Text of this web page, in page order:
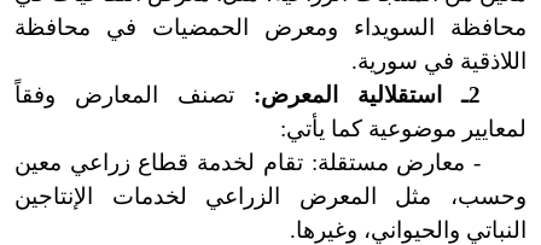
محافظة السويداء ومعرض الحمضيات في محافظة
اللاذقية في سورية.
2ـ استقلالية المعرض:
تصنف المعارض وفقاً
لمعايير موضوعية كما يأتي:
- معارض مستقلة: تقام لخدمة قطاع زراعي معين
وحسب، مثل المعرض الزراعي لخدمات الإنتاجين
النباتي والحيواني، وغيرها.